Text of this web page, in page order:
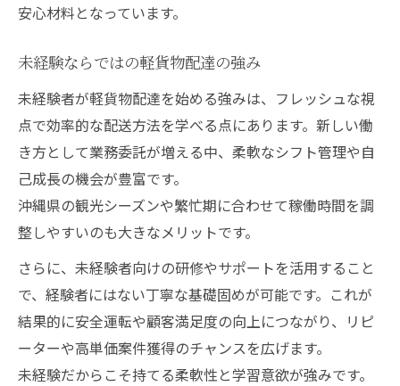
安心材料となっています。
未経験ならではの軽貨物配達の強み
未経験者が軽貨物配達を始める強みは、フレッシュな視
点で効率的な配送方法を学べる点にあります。新しい働
き方として業務委託が増える中、柔軟なシフト管理や自
己成長の機会が豊富です。
沖縄県の観光シーズンや繁忙期に合わせて稼働時間を調
整しやすいのも大きなメリットです。
さらに、未経験者向けの研修やサポートを活用すること
で、経験者にはない丁寧な基礎固めが可能です。これが
結果的に安全運転や顧客満足度の向上につながり、リピ
ーターや高単価案件獲得のチャンスを広げます。
未経験だからこそ持てる柔軟性と学習意欲が強みです。